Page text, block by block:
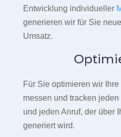
Entwicklung individueller
generieren wir für Sie neue
Umsatz.
Für Sie optimieren wir
messen und tracken
und jeden Anruf, der über
generiert wird.